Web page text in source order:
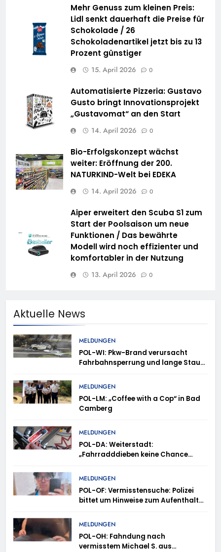
Mehr Genuss zum kleinen Preis:
Lidl senkt dauerhaft die Preise für
Schokolade / 26
Schokoladenartikel jetzt bis zu 13
Prozent günstiger
15. April 2026 0
Automatisierte Pizzeria: Gustavo
Gusto bringt Innovationsprojekt
„Gustavomat“ an den Start
14. April 2026 0
Bio-Erfolgskonzept wächst
weiter: Eröffnung der 200.
NATURKIND-Welt bei EDEKA
14. April 2026 0
Aiper erweitert den Scuba S1 zum
Start der Poolsaison um neue
Funktionen / Das bewährte
Modell wird noch effizienter und
komfortabler in der Nutzung
13. April 2026 0
Aktuelle News
MELDUNGEN
POL-WI: Pkw-Brand verursacht
Fahrbahnsperrung und lange Staus
MELDUNGEN
POL-LM: „Coffee with a Cop“ in Bad
Camberg
MELDUNGEN
POL-DA: Weiterstadt:
„Fahrradddieben keine Chance
Anmeldung erforderlich
MELDUNGEN
POL-OF: Vermisstensuche: Polizei
bittet um Hinweise zum Aufenthalt
MELDUNGEN
POL-OH: Fahndung nach
vermisstem Michael S. aus